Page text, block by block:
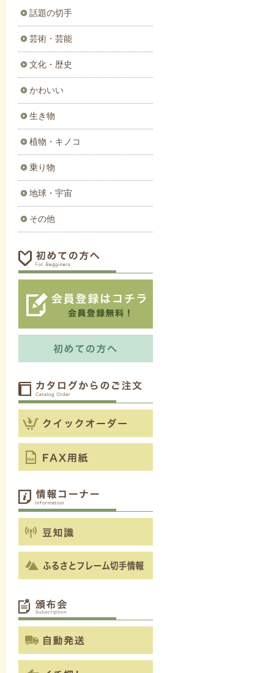
話題の切手
芸術・芸能
文化・歴史
かわいい
生き物
植物・キノコ
乗り物
地球・宇宙
その他